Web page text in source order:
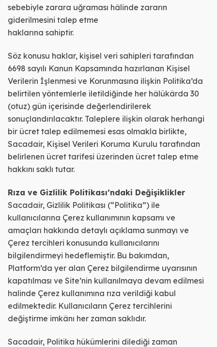
sebebiyle zarara uğraması hâlinde zararın
giderilmesini talep etme
haklarına sahiptir.
Söz konusu haklar, kişisel veri sahipleri tarafından
6698 sayılı Kanun Kapsamında hazırlanan Kişisel
Verilerin İşlenmesi ve Korunmasına ilişkin Politika’da
belirtilen yöntemlerle iletildiğinde her hâlükârda 30
(otuz) gün içerisinde değerlendirilerek
sonuçlandırılacaktır. Taleplere ilişkin olarak herhangi
bir ücret talep edilmemesi esas olmakla birlikte,
Sacadair, Kişisel Verileri Koruma Kurulu tarafından
belirlenen ücret tarifesi üzerinden ücret talep etme
hakkını saklı tutar.
Rıza ve Gizlilik Politikası’ndaki Değişiklikler
Sacadair, Gizlilik Politikası (“Politika”) ile
kullanıcılarına Çerez kullanımının kapsamı ve
amaçları hakkında detaylı açıklama sunmayı ve
Çerez tercihleri konusunda kullanıcılarını
bilgilendirmeyi hedeflemiştir. Bu bakımdan,
Platform’da yer alan Çerez bilgilendirme uyarısının
kapatılması ve Site’nin kullanılmaya devam edilmesi
halinde Çerez kullanımına rıza verildiği kabul
edilmektedir. Kullanıcıların Çerez tercihlerini
değiştirme imkânı her zaman saklıdır.
Sacadair, Politika hükümlerini dilediği zaman